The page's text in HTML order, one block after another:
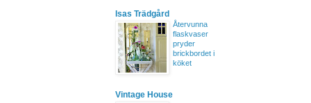
Isas Trädgård
Återvunna
flaskvaser
pryder
brickbordet i
köket
Vintage House